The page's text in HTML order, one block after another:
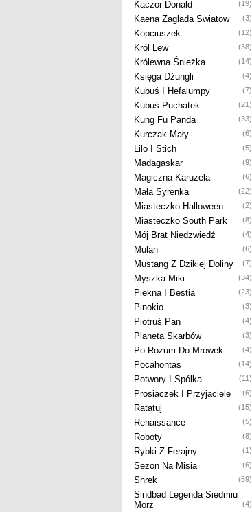
Kaczor Donald (19)
Kaena Zaglada Swiatow (3)
Kopciuszek (12)
Król Lew (38)
Królewna Śnieżka (14)
Księga Dżungli (4)
Kubuś I Hefalumpy (7)
Kubuś Puchatek (21)
Kung Fu Panda (33)
Kurczak Mały (6)
Lilo I Stich (5)
Madagaskar (9)
Magiczna Karuzela (6)
Mała Syrenka (22)
Miasteczko Halloween (2)
Miasteczko South Park (8)
Mój Brat Niedzwiedź (4)
Mulan (6)
Mustang Z Dzikiej Doliny (7)
Myszka Miki (34)
Piekna I Bestia (23)
Pinokio (3)
Piotruś Pan (4)
Planeta Skarbów (3)
Po Rozum Do Mrówek (4)
Pocahontas (14)
Potwory I Spólka (11)
Prosiaczek I Przyjaciele (6)
Ratatuj (15)
Renaissance (5)
Roboty (8)
Rybki Z Ferajny (1)
Sezon Na Misia (6)
Shrek (59)
Sindbad Legenda Siedmiu
Morz
(4)